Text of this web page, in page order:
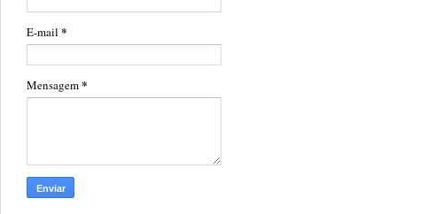
E-mail *
Mensagem*